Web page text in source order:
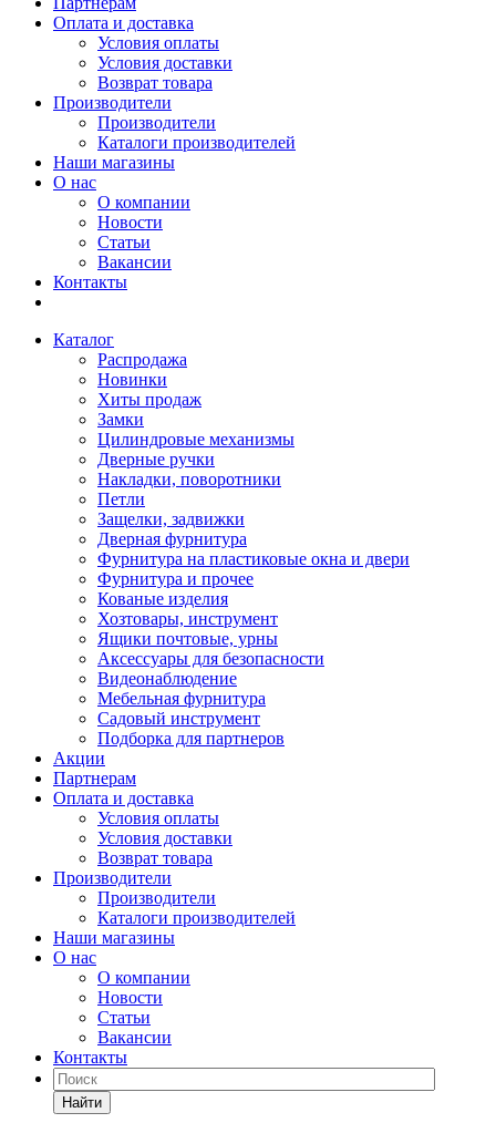
Оплата и доставка
Условия оплаты
Условия доставки
Возврат товара
Производители
Производители
Каталоги производителей
Наши магазины
О нас
О компании
Новости
Статьи
Вакансии
Контакты
Каталог
Распродажа
Новинки
Хиты продаж
Замки
Цилиндровые механизмы
Дверные ручки
Накладки, поворотники
Петли
Защелки, задвижки
Дверная фурнитура
Фурнитура на пластиковые окна и двери
Фурнитура и прочее
Кованые изделия
Хозтовары, инструмент
Ящики почтовые, урны
Аксессуары для безопасности
Видеонаблюдение
Мебельная фурнитура
Садовый инструмент
Подборка для партнеров
Акции
Партнерам
Оплата и доставка
Условия оплаты
Условия доставки
Возврат товара
Производители
Производители
Каталоги производителей
Наши магазины
О нас
О компании
Новости
Статьи
Вакансии
Контакты
Найти